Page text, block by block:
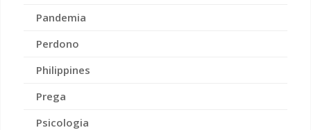
Pandemia
Perdono
Philippines
Prega
Psicologia